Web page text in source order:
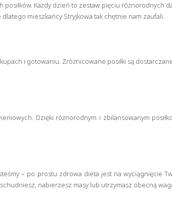
Każdy dzień to zestaw pięciu różnorodnych
mieszkańcy Stryjkowa tak chętnie nam zaufali.
i gotowaniu. Zróżnicowane posiłki są
Dzięki różnorodnym i zbilansowanym
– po prostu zdrowa dieta jest na wyciągnięcie
nabierzesz masy lub utrzymasz obecną